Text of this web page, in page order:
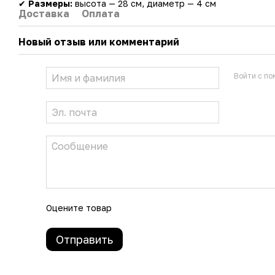
✔ Размеры: высота — 28 см, диаметр — 4 см
Доставка Оплата
Новый отзыв или комментарий
Войти с
Оцените товар
Отправить